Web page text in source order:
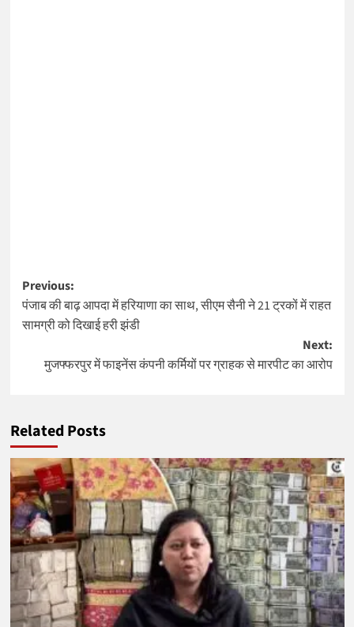
Post
navigation
Previous:
पंजाब की बाढ़ आपदा में हरियाणा का साथ, सीएम सैनी ने 21 ट्रकों में राहत
सामग्री को दिखाई हरी झंडी
Next:
मुजफ्फरपुर में फाइनेंस कंपनी कर्मियों पर ग्राहक से मारपीट का आरोप
Related Posts